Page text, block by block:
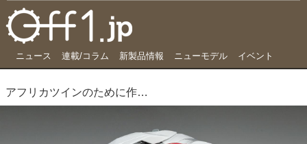
ニュース 連載/コラム 新製品情報 ニューモデル イベント
アフリカツインのために作られたような、ホーネット新作